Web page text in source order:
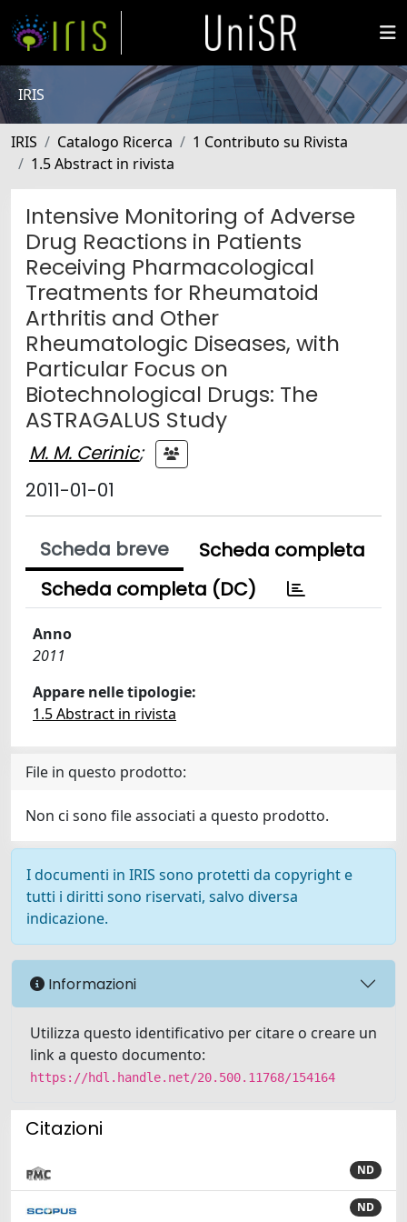
IRIS
IRIS Catalogo Ricerca
1 Contributo su Rivista
1.5 Abstract in rivista
Intensive Monitoring of Adverse
Drug Reactions in Patients
Receiving Pharmacological
Treatments for Rheumatoid
Arthritis and Other
Rheumatologic Diseases, with
Particular Focus on
Biotechnological Drugs: The
ASTRAGALUS Study
M. M. Cerinic;
2011-01-01
Scheda breve
Scheda completa
Scheda completa (DC)
Anno
2011
Appare nelle tipologie:
1.5 Abstract in rivista
File in questo prodotto:
Non ci sono file associati a questo prodotto.
I documenti in IRIS sono protetti da copyright e
tutti i diritti sono riservati, salvo diversa
indicazione.
Informazioni
Utilizza questo identificativo per citare o creare un
link a questo documento:
https://hdl.handle.net/20.500.11768/154164
Citazioni
ND
ND